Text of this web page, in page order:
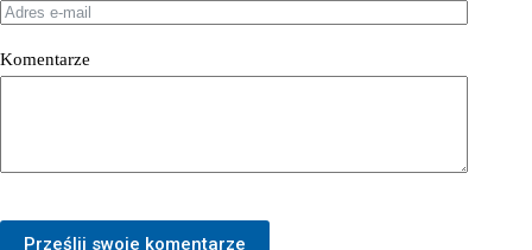
Komentarze
Prześlij swoje komentarze